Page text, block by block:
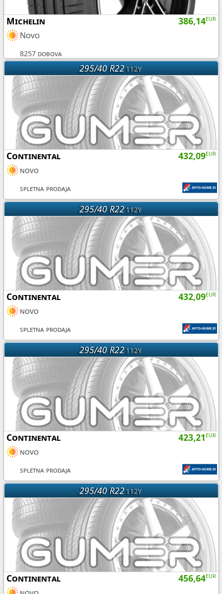
386,14EUR
Michelin
Novo
8257 dobova
295/40 R22112Y
432,09EUR
Continental
novo
spletna prodaja
295/40 R22112Y
432,09EUR
Continental
novo
spletna prodaja
295/40 R22112Y
423,21 EUR
Continental
novo
spletna prodaja
295/40 R22112Y
456,64EUR
Continental